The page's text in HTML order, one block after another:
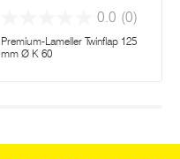
0.0 (0)
Premium-Lameller Twinflap 125
mm Ø K 60